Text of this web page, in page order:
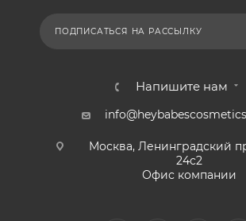
ПОДПИСАТЬСЯ НА РАССЫЛКУ
Напишите нам
Москва, Ленинградский
24с2
Офис компании